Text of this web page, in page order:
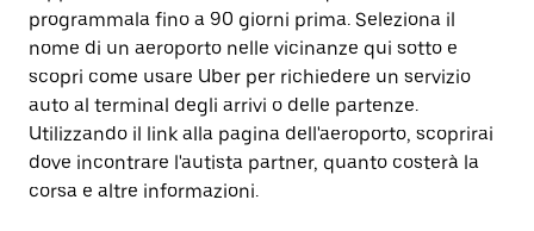
programmala fino a 90 giorni prima. Seleziona il
nome di un aeroporto nelle vicinanze qui sotto e
scopri come usare Uber per richiedere un servizio
auto al terminal degli arrivi o delle partenze.
Utilizzando il link alla pagina dell'aeroporto, scoprirai
dove incontrare l'autista partner, quanto costerà la
corsa e altre informazioni.